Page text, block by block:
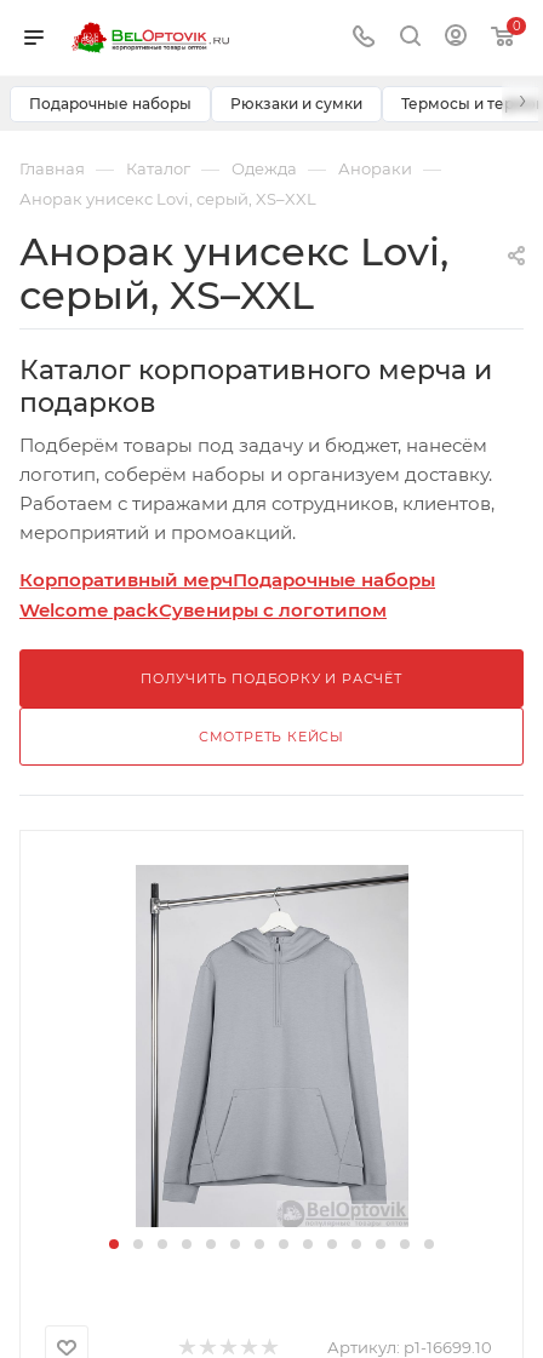
0
Подарочные наборы Рюкзаки и сумки Термосы и ›
Главная — Каталог — Одежда — Анораки —
Анорак унисекс Lovi, серый, XS–XXL
Анорак унисекс Lovi,
серый, XS–XXL
Каталог корпоративного мерча и
подарков
Подберём товары под задачу и бюджет, нанесём
логотип, соберём наборы и организуем доставку.
Работаем с тиражами для сотрудников, клиентов,
мероприятий и промоакций.
Корпоративный мерчПодарочные наборы
Welcome packСувениры с логотипом
ПОЛУЧИТЬ ПОДБОРКУ И РАСЧЁТ
СМОТРЕТЬ КЕЙСЫ
Артикул: p1-16699.10